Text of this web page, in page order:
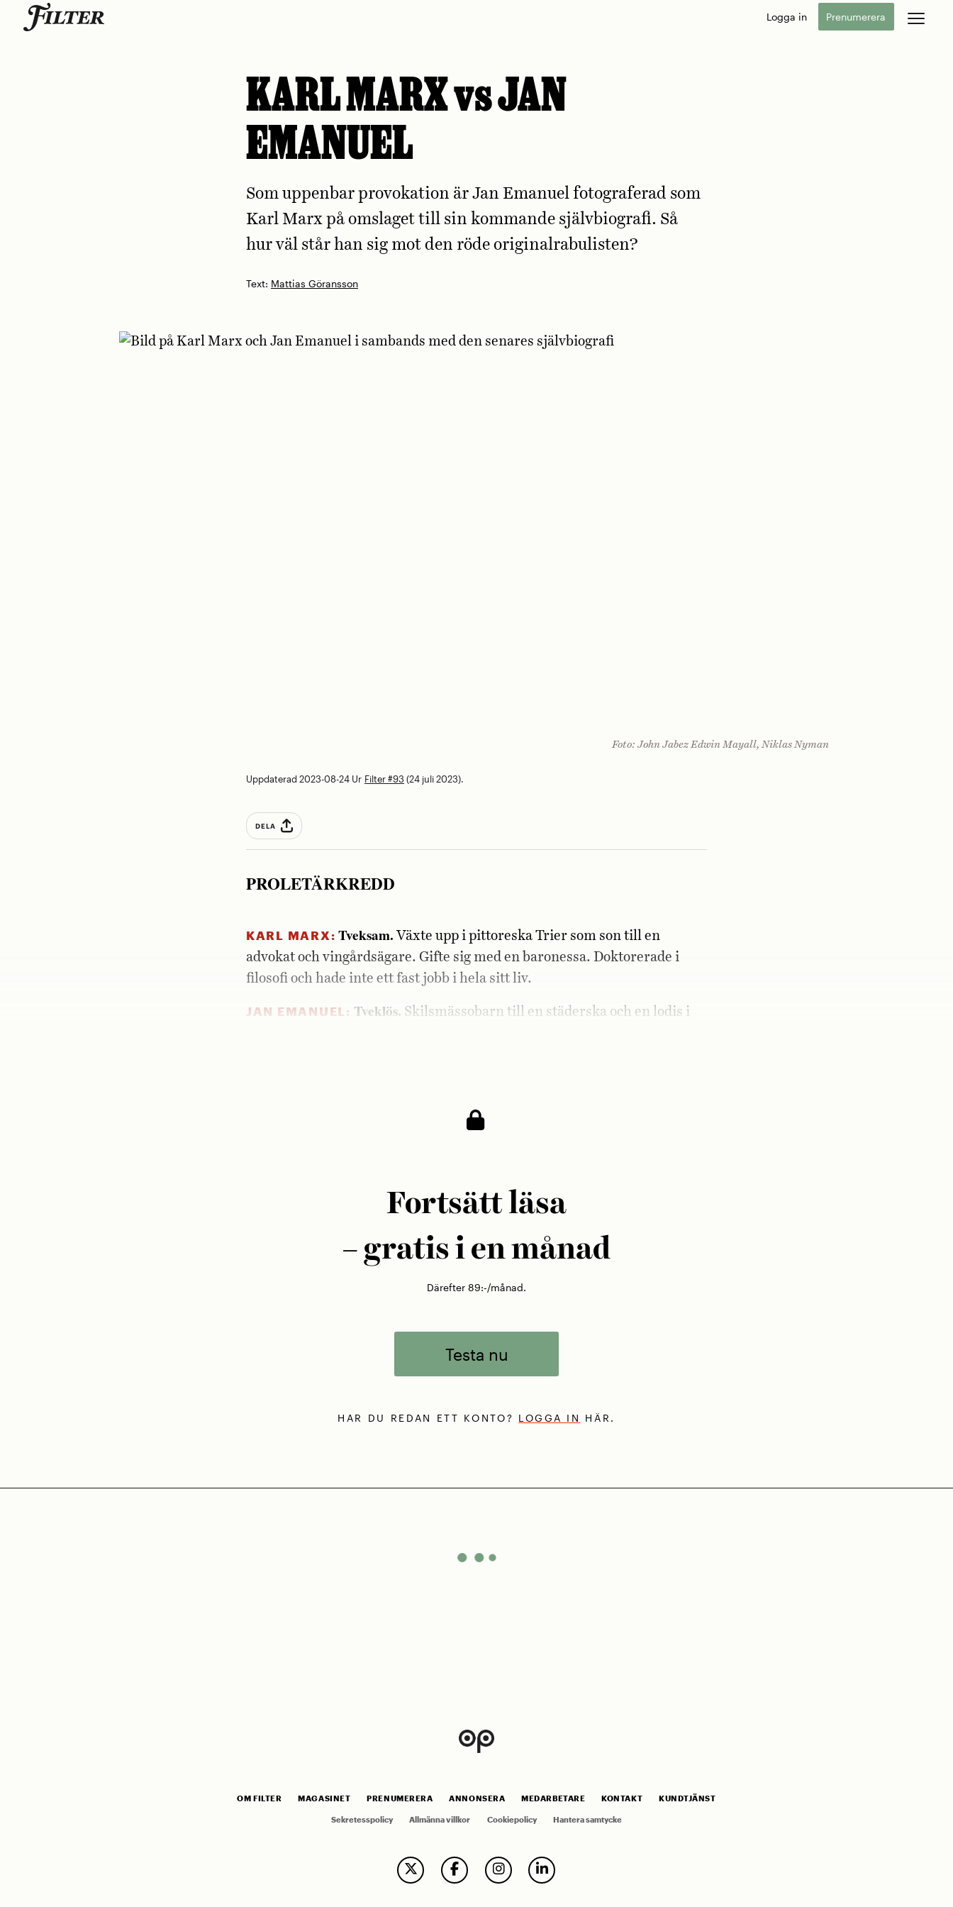
Logga in Prenumerera
Foto: John Jabez Edwin Mayall, Niklas Nyman
KARL MARX vs JAN
EMANUEL
Text: Mattias Göransson
Som uppenbar provokation är Jan Emanuel fotograferad som
Karl Marx på omslaget till sin kommande självbiografi. Så
hur väl står han sig mot den röde originalrabulisten?
Uppdaterad 2023-08-24 Ur Filter #93 (24 juli 2023).
DELA
PROLETÄRKREDD
KARL MARX: Tveksam. Växte upp i pittoreska Trier som son till en
advokat och vingårdsägare. Gifte sig med en baronessa. Doktorerade i
filosofi och hade inte ett fast jobb i hela sitt liv.
JAN EMANUEL: Tveklös. Skilsmässobarn till en städerska och en lodis i
Fortsätt läsa
– gratis i en månad
Därefter 89:-/månad.
Testa nu
HAR DU REDAN ETT KONTO? LOGGA IN HÄR.
OM FILTER MAGASINET PRENUMERERA ANNONSERA MEDARBETARE KONTAKT KUNDTJÄNST
Sekretesspolicy Allmänna villkor Cookiepolicy Hantera samtycke